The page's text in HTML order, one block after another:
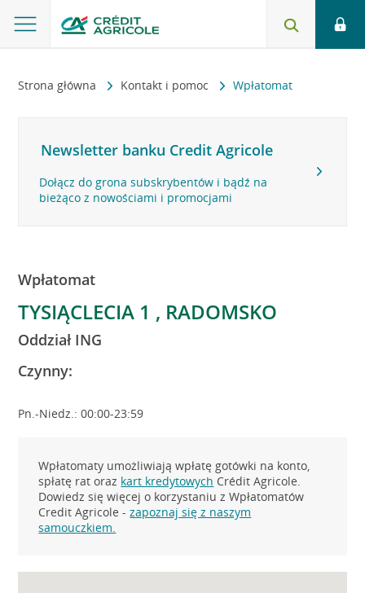
Strona główna Kontakt i pomoc Wpłatomat
Newsletter banku Credit Agricole
Dołącz do grona subskrybentów i bądź na
bieżąco z nowościami i promocjami
Wpłatomat
TYSIĄCLECIA 1 , RADOMSKO
Oddział ING
Czynny:
Pn.-Niedz.: 00:00-23:59
Wpłatomaty umożliwiają wpłatę gotówki na konto,
spłatę rat oraz kart kredytowych Crédit Agricole.
Dowiedz się więcej o korzystaniu z Wpłatomatów
Credit Agricole -zapoznaj się z naszym
samouczkiem.